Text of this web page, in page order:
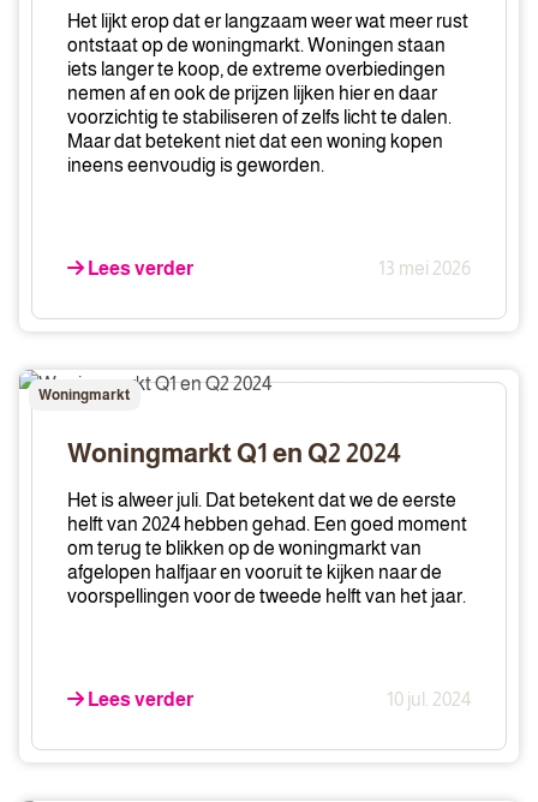
kluswoningHet lijkt erop dat er langzaam weer wat meer rust
ontstaat op de woningmarkt. Woningen staan
iets langer te koop, de extreme overbiedingen
nemen af en ook de prijzen lijken hier en daar
voorzichtig te stabiliseren of zelfs licht te dalen.
Maar dat betekent niet dat een woning kopen
ineens eenvoudig is geworden.
Lees verder 13 mei 2026
Woningmarkt
Q1
Woningmarkt
Woningmarkt Q1 en Q2 2024
Het is alweer juli. Dat betekent dat we de eerste
helft van 2024 hebben gehad. Een goed moment
om terug te blikken op de woningmarkt van
afgelopen halfjaar en vooruit te kijken naar de
voorspellingen voor de tweede helft van het jaar.
Lees verder 10 jul. 2024